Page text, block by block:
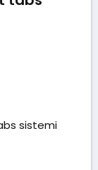
sistemi